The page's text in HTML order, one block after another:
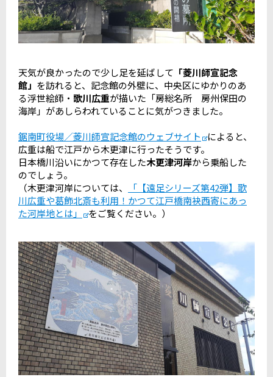
天気が良かったので少し足を延ばして 「菱川師宣記念
館」 を訪れると、記念館の外壁に、中央区にゆかりのあ
る浮世絵師・ 歌川広重が描いた「房総名所 房州保田の
海岸」があしらわれていることに気がつきました。
鋸南町役場／菱川師宣記念館のウェブサイト によると、
広重は船で江戸から木更津に行ったそうです。
日本橋川沿いにかつて存在した木更津河岸から乗船した
のでしょう。
（木更津河岸については、
「【遠足シリーズ第42弾】歌
川広重や葛飾北斎も利用！かつて江戸橋南袂西寄にあっ
た河岸地とは」
をご覧ください。）